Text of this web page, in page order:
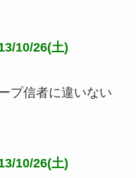
10/26(土)
プ信者に違いない
10/26(土)